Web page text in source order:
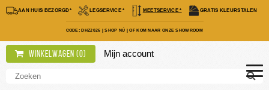
AAN HUIS BEZORGD* LEGSERVICE * MEETSERVICE * GRATIS KLEURSTALEN
CODE; DHZ2026 |SHOP NÚ |OF KOM NAAR ONZE SHOWROOM
Winkelwagen (0) Mijn account